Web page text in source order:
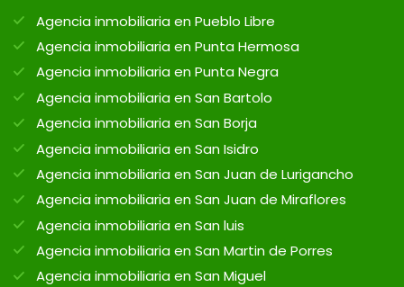
Agencia inmobiliaria en Pueblo Libre
Agencia inmobiliaria en Punta Hermosa
Agencia inmobiliaria en Punta Negra
Agencia inmobiliaria en San Bartolo
Agencia inmobiliaria en San Borja
Agencia inmobiliaria en San Isidro
Agencia inmobiliaria en San Juan de Lurigancho
Agencia inmobiliaria en San Juan de Miraflores
Agencia inmobiliaria en San luis
Agencia inmobiliaria en San Martin de Porres
Agencia inmobiliaria en San Miguel